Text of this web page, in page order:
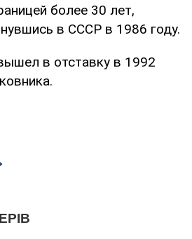
более 30 лет,
в СССР в 1986 году.
в отставку в 1992